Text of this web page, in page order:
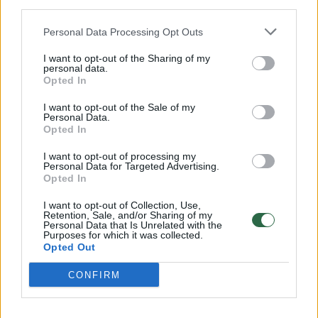
Personal Data Processing Opt Outs
I want to opt-out of the Sharing of my
personal data.
Opted In
I want to opt-out of the Sale of my
Personal Data.
Opted In
I want to opt-out of processing my
Personal Data for Targeted Advertising.
Opted In
I want to opt-out of Collection, Use,
Retention, Sale, and/or Sharing of my
Personal Data that Is Unrelated with the
Purposes for which it was collected.
Opted Out
CONFIRM
32 laipsnių šilumos
Žinios | Orai
Nufilmavo, kaip patvino Vilniaus Vakarinis aplinkkelis:
vaizdas pribloškia
Žinios | Lietuvos diena
00:00:55
Avarija Vilniuje: į stotelę įsirėžęs automobilis sužalojo
Žinios | Lietuvos diena
Visi įrašai